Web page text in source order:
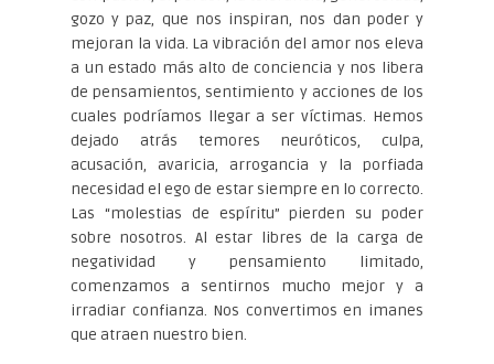
gozo y paz, que nos inspiran, nos dan poder y
mejoran la vida. La vibración del amor nos eleva
a un estado más alto de conciencia y nos libera
de pensamientos, sentimiento y acciones de los
cuales podríamos llegar a ser víctimas. Hemos
dejado atrás temores neuróticos, culpa,
acusación, avaricia, arrogancia y la porfiada
necesidad el ego de estar siempre en lo correcto.
Las “molestias de espíritu” pierden su poder
sobre nosotros. Al estar libres de la carga de
negatividad y pensamiento limitado,
comenzamos a sentirnos mucho mejor y a
irradiar confianza. Nos convertimos en imanes
que atraen nuestro bien.